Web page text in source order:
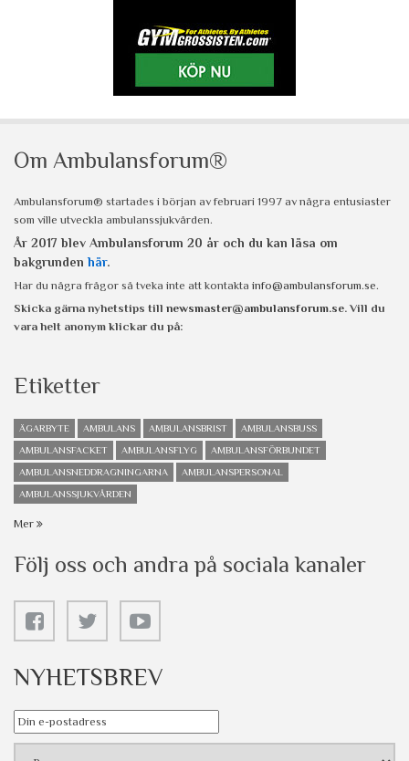
Om Ambulansforum®
Ambulansforum® startades i början av februari 1997 av några entusiaster
som ville utveckla ambulanssjukvården.
År 2017 blev Ambulansforum 20 år och du kan läsa om
bakgrunden här.
Har du några frågor så tveka inte att kontakta info@ambulansforum.se.
Skicka gärna nyhetstips till newsmaster@ambulansforum.se. Vill du
vara helt anonym klickar du på:
Etiketter
ÄGARBYTE AMBULANS AMBULANSBRIST
AMBULANSBUSS
AMBULANSFACKET
AMBULANSFLYG
AMBULANSFÖRBUNDET
AMBULANSNEDDRAGNINGARNA
AMBULANSPERSONAL
AMBULANSSJUKVÅRDEN
Mer
Följ oss och andra på sociala kanaler
NYHETSBREV